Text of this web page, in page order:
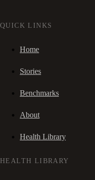
QUICK LINKS
Home
Stories
Benchmarks
About
Health Library
HEALTH LIBRARY